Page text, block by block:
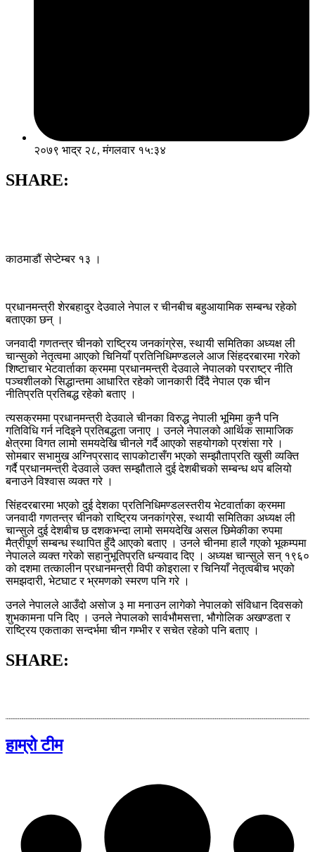
२०७९ भाद्र २८, मंगलवार १५:३४
SHARE:
काठमाडौं सेप्टेम्बर १३ ।
प्रधानमन्त्री शेरबहादुर देउवाले नेपाल र चीनबीच बहुआयामिक सम्बन्ध रहेको
बताएका छन् ।
जनवादी गणतन्त्र चीनको राष्ट्रिय जनकांग्रेस, स्थायी समितिका अध्यक्ष ली
चान्सुको नेतृत्वमा आएको चिनियाँ प्रतिनिधिमण्डलले आज सिंहदरबारमा गरेको
शिष्टाचार भेटवार्ताका क्रममा प्रधानमन्त्री देउवाले नेपालको परराष्ट्र नीति
पञ्चशीलको सिद्धान्तमा आधारित रहेको जानकारी दिँदै नेपाल एक चीन
नीतिप्रति प्रतिबद्ध रहेको बताए ।
त्यसक्रममा प्रधानमन्त्री देउवाले चीनका विरुद्ध नेपाली भूमिमा कुनै पनि
गतिविधि गर्न नदिइने प्रतिबद्धता जनाए । उनले नेपालको आर्थिक सामाजिक
क्षेत्रमा विगत लामो समयदेखि चीनले गर्दै आएको सहयोगको प्रशंसा गरे ।
सोमबार सभामुख अग्निप्रसाद सापकोटासँग भएको सम्झौताप्रति खुसी व्यक्ति
गर्दै प्रधानमन्त्री देउवाले उक्त सम्झौताले दुई देशबीचको सम्बन्ध थप बलियो
बनाउने विश्वास व्यक्त गरे ।
सिंहदरबारमा भएको दुई देशका प्रतिनिधिमण्डलस्तरीय भेटवार्ताका क्रममा
जनवादी गणतन्त्र चीनको राष्ट्रिय जनकांग्रेस, स्थायी समितिका अध्यक्ष ली
चान्सुले दुई देशबीच छ दशकभन्दा लामो समयदेखि असल छिमेकीका रुपमा
मैत्रीपूर्ण सम्बन्ध स्थापित हुँदै आएको बताए । उनले चीनमा हालै गएको भूकम्पमा
नेपालले व्यक्त गरेको सहानुभूतिप्रति धन्यवाद दिए । अध्यक्ष चान्सुले सन् १९६०
को दशमा तत्कालीन प्रधानमन्त्री विपी कोइराला र चिनियाँ नेतृत्वबीच भएको
समझदारी, भेटघाट र भ्रमणको स्मरण पनि गरे ।
उनले नेपालले आउँदो असोज ३ मा मनाउन लागेको नेपालको संविधान दिवसको
शुभकामना पनि दिए । उनले नेपालको सार्वभौमसत्ता, भौगोलिक अखण्डता र
राष्ट्रिय एकताका सन्दर्भमा चीन गम्भीर र सचेत रहेको पनि बताए ।
SHARE:
हाम्रो टीम